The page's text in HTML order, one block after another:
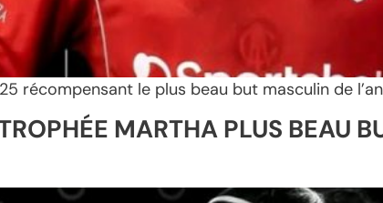
récompensant le plus beau but masculin de
MARTHA PLUS BEAU